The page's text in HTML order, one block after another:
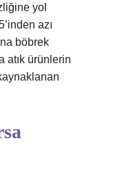
yol
azı
böbrek
atık ürünlerin